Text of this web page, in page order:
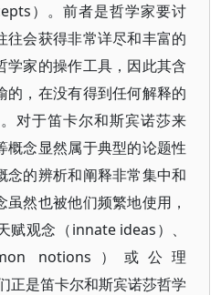
）。前者是哲学家要讨
往会获得非常详尽和丰富的
学家的操作工具，因此其含
的，在没有得到任何解释的
对于笛卡尔和斯宾诺莎来
概念显然属于典型的论题性
念的辨析和阐释非常集中和
然也被他们频繁地使用，
赋观念（innate ideas）、
notions）或公理
正是笛卡尔和斯宾诺莎哲学